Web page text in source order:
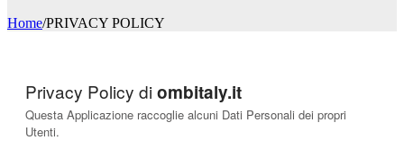
Home/PRIVACY POLICY
Privacy Policy di ombitaly.it
Questa Applicazione raccoglie alcuni Dati Personali dei propri
Utenti.